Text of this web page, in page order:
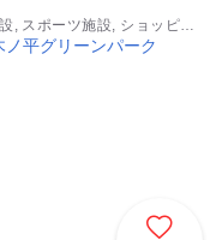
, スポーツ施設, ショッピン